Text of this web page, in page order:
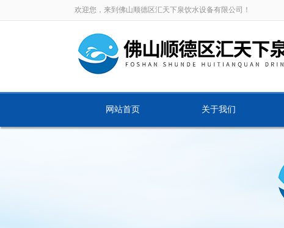
欢迎您，来到佛山顺德区汇天下泉饮水设备有限公司！
网站首页 关于我们